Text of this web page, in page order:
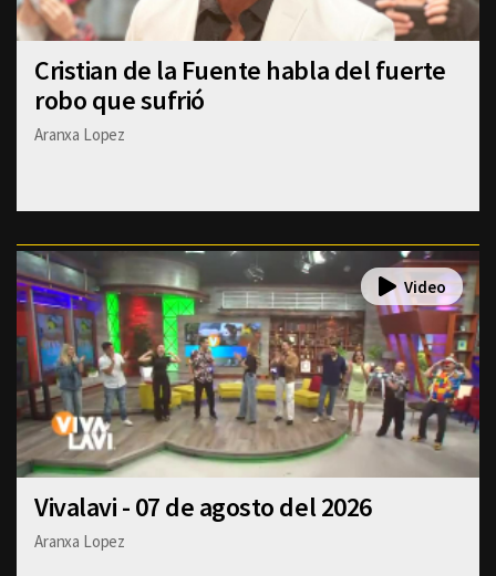
Cristian de la Fuente habla del fuerte
robo que sufrió
Aranxa Lopez
Vivalavi - 07 de agosto del 2026
Aranxa Lopez